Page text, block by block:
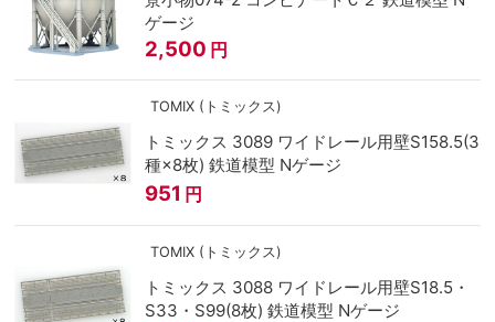
ゲージ
2,500 円
TOMIX (トミックス)
トミックス 3089 ワイドレール用壁S158.5(3
種×8枚) 鉄道模型 Nゲージ
951 円
TOMIX (トミックス)
トミックス 3088 ワイドレール用壁S18.5・
S33・S99(8枚) 鉄道模型 Nゲージ